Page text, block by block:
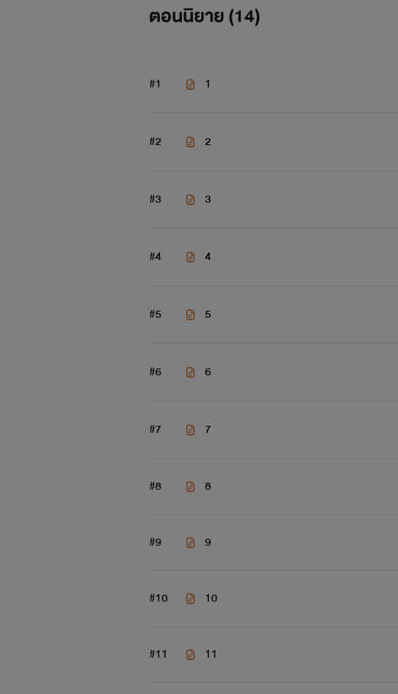
ตอนนิยาย (14)
#1 1
#2 2
#3 3
#4 4
#5 5
#6 6
#7 7
#8 8
#9 9
#10 10
#11 11